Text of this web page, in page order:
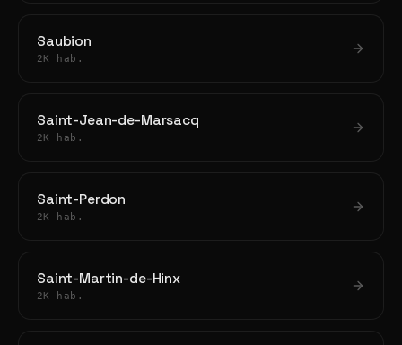
Saubion
2K hab.
Saint-Jean-de-Marsacq
2K hab.
Saint-Perdon
2K hab.
Saint-Martin-de-Hinx
2K hab.